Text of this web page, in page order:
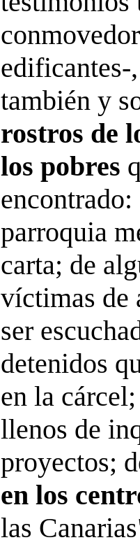
edificantes-
también y
rostros de
los pobres
parroquia
carta; de
víctimas de
ser
detenidos
en la
llenos de
proyectos;
en los
las